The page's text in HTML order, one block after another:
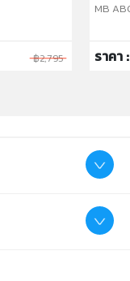
฿2,795
MB
ราคา